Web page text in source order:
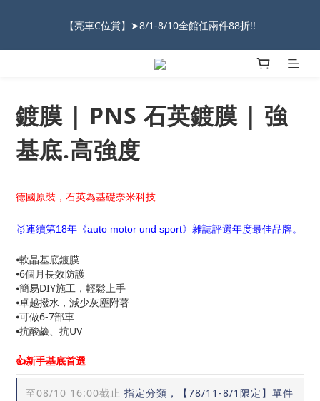
看鍍膜攻略✔ )
★限時 :滿$499 ➨超商免運★
看鍍膜攻略✔ )
鍍膜 | PNS 石英鍍膜 | 強
基底.高強度
德國原裝，石英為基礎奈米科技
🥇連續第18年《auto motor und sport》雜誌評選年度最佳品牌。
⦁軟晶基底鍍膜
⦁6個月長效防護
⦁簡易DIY施工，輕鬆上手
⦁卓越撥水，減少灰塵附著
⦁可做6-7部車
⦁抗酸鹼、抗UV
👍新手基底首選
至08/10 16:00截止 指定分類，【78/11-8/1限定】單件